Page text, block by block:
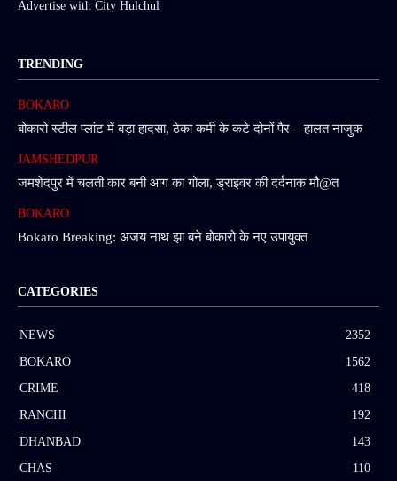
Advertise with City Hulchul
TRENDING
BOKARO
बोकारो स्टील प्लांट में बड़ा हादसा, ठेका कर्मी के कटे दोनों पैर – हालत नाजुक
JAMSHEDPUR
जमशेदपुर में चलती कार बनी आग का गोला, ड्राइवर की दर्दनाक मौ@त
BOKARO
Bokaro Breaking: अजय नाथ झा बने बोकारो के नए उपायुक्त
CATEGORIES
NEWS
2352
BOKARO
1562
CRIME
418
RANCHI
192
DHANBAD
143
CHAS
110